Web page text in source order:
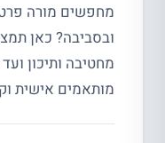
מחפשים מורה
ובסביבה? כאן
מחטיבה ותיכון
מותאמים אישית